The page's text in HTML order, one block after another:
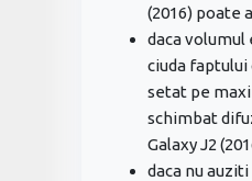
(2016) poate
daca volumul
ciuda faptului
setat pe
schimbat
Galaxy J2
daca nu